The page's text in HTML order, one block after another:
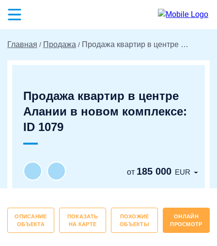
Главная Продажа Продажа квартир в центре Алании в новом комплексе: ID 1079
Продажа квартир в центре
Алании в новом комплексе:
ID 1079
от 185 000 EUR
ОПИСАНИЕ
ОБЪЕКТА
ПОКАЗАТЬ
НА КАРТЕ
ПОХОЖИЕ
ОБЪЕКТЫ
ОНЛАЙН
ПРОСМОТР